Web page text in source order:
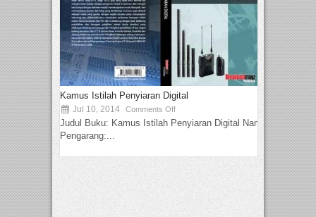
Kamus Istilah Penyiaran Digital
Jul 10, 2014 Comments Off
Judul Buku: Kamus Istilah Penyiaran Digital Nama
Pengarang:...